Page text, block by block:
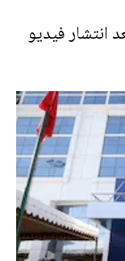
انتشار فيديو